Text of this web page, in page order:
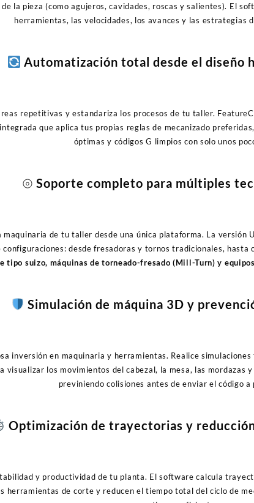
la pieza (como agujeros, cavidades, roscas y salientes). El
herramientas, las velocidades, los avances y las estrategias
Automatización total desde el diseño
repetitivas y estandariza los procesos de tu taller.
que aplica tus propias reglas de mecanizado
óptimas y códigos G limpios con solo unos
⦾ Soporte completo para múltiples
de tu taller desde una única plataforma. La versión
configuraciones: desde fresadoras y tornos tradicionales, hasta
tipo suizo, máquinas de torneado-fresado (Mill-Turn) y
Simulación de máquina 3D y
inversión en maquinaria y herramientas. Realice
visualizar los movimientos del cabezal, la mesa, las
previniendo colisiones antes de enviar el código a
Optimización de trayectorias y
y productividad de tu planta. El software calcula
herramientas de corte y reducen el tiempo total del ciclo de